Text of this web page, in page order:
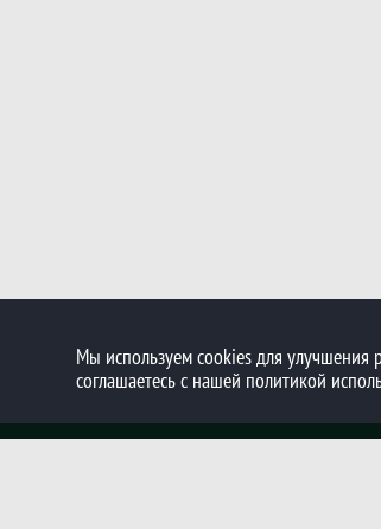
Мы используем cookies для улучшения
соглашаетесь с нашей политикой